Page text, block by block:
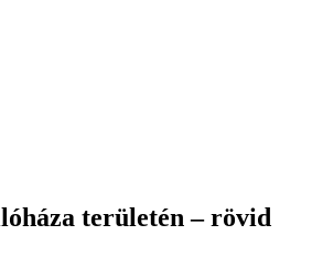
területén – rövid